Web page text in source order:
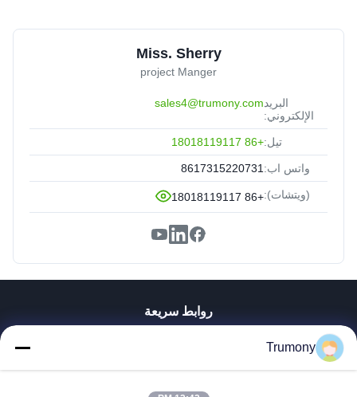
Miss. Sherry
project Manger
البريد
الإلكتروني:
sales4@trumony.com
تيل:+86 18018119117
واتس اب:8617315220731
(ويتشات):+86 18018119117
روابط سريعة
Trumony